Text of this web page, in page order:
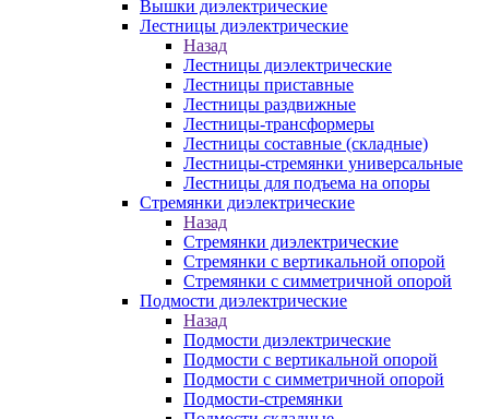
Вышки диэлектрические
Лестницы диэлектрические
Назад
Лестницы диэлектрические
Лестницы приставные
Лестницы раздвижные
Лестницы-трансформеры
Лестницы составные (складные)
Лестницы-стремянки универсальные
Лестницы для подъема на опоры
Стремянки диэлектрические
Назад
Стремянки диэлектрические
Стремянки с вертикальной опорой
Стремянки с симметричной опорой
Подмости диэлектрические
Назад
Подмости диэлектрические
Подмости с вертикальной опорой
Подмости с симметричной опорой
Подмости-стремянки